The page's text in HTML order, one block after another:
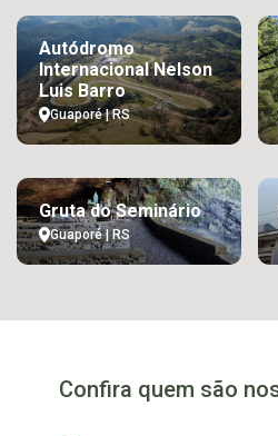
Autódromo
Internacional Nelson
Luis Barro
Guaporé | RS
Gruta do Seminário
Guaporé | RS
Confira quem são